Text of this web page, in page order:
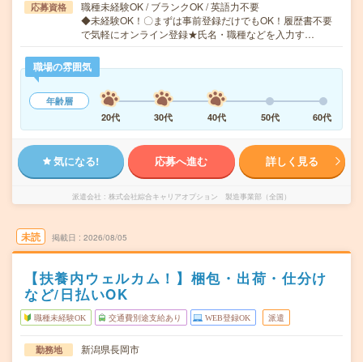
応募資格
職種未経験OK / ブランクOK / 英語力不要
◆未経験OK！〇まずは事前登録だけでもOK！履歴書不要
で気軽にオンライン登録★氏名・職種などを入力す…
職場の雰囲気
年齢層
20代
30代 40代 50代 60代
気になる! 応募へ進む 詳しく見る
派遣会社 株式会社綜合キャリアオプション 製造事業部（全国）
未読 掲載日 2026/08/05
【扶養内ウェルカム！】梱包・出荷・仕分け
など/日払いOK
職種未経験OK 交通費別途支給あり WEB登録OK 派遣
勤務地 新潟県長岡市